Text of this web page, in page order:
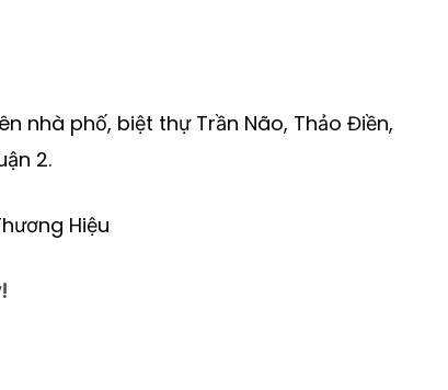
nhà phố, biệt thự Trần Não, Thảo Điền,
2.
Hiệu